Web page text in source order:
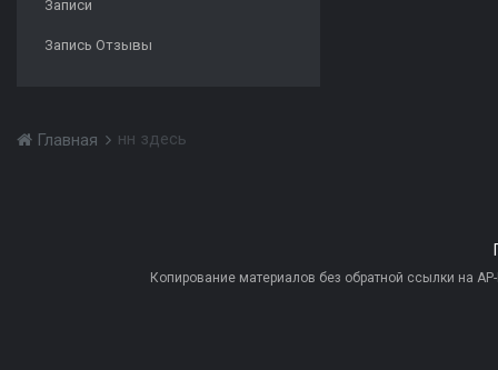
Записи
Запись Отзывы
Главная нн здесь
Копирование материалов без обратной ссылки на